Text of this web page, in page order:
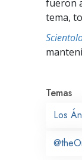
fueron
tema,
Temas
Los